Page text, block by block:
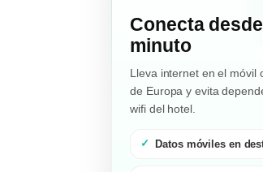
Conecta
minuto
Lleva internet en el móvil
de Europa y evita
wifi del hotel.
Datos móviles en